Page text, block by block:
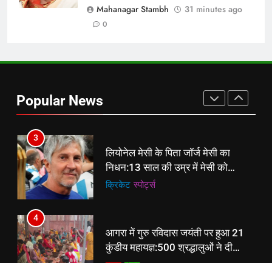
Mahanagar Stambh
31 minutes ago
0
Popular News
बढ़ाई India की चिंता, Asia Cup में
खेलना संदिग्ध!
क्रिकेट
शतक, Team India के लिए No. 3 का
3
लियोनेल मेसी के पिता जॉर्ज मेसी का
निधन:13 साल की उम्र में मेसी को
बार्सिलोना ले गए, दो दशक तक उनके
क्रिकेट ‎स्पोर्ट्स
4
आगरा में गुरु रविदास जयंती पर हुआ 21
कुंडीय महायज्ञ:500 श्रद्धालुओं ने दी